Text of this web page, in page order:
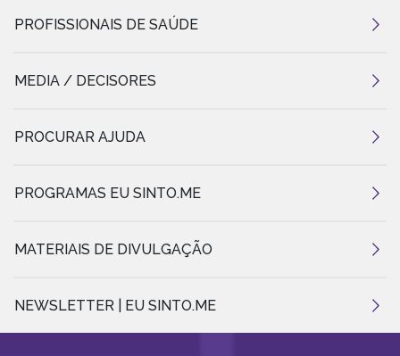
PROFISSIONAIS DE SAÚDE
MEDIA / DECISORES
PROCURAR AJUDA
PROGRAMAS EU SINTO.ME
MATERIAIS DE DIVULGAÇÃO
NEWSLETTER | EU SINTO.ME